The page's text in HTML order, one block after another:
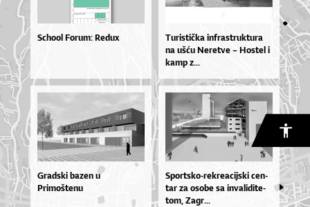
School Forum: Redux
Tu­ris­ti­čka in­fras­truk­tu­ra
na uš­ću Ne­re­tve – Hos­tel i
ka­mp z...
Gradski bazen u
Primoštenu
Spor­tsko­-re­kre­a­cij­ski cen­
tar za oso­be sa in­va­li­di­te­
tom, Za­gr...